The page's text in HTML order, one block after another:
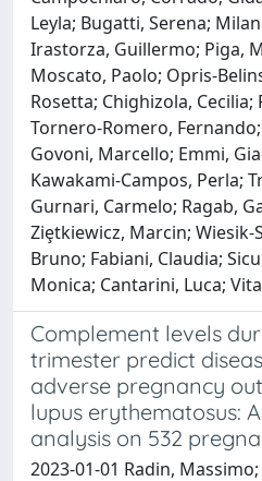
Leyla; Bugatti, Serena;
Irastorza, Guillermo; Piga,
Moscato, Paolo; Opris-
Rosetta; Chighizola, Cecilia;
Tornero-Romero,
Govoni, Marcello; Emmi,
Kawakami-Campos, Perla;
Gurnari, Carmelo; Ragab,
Ziȩtkiewicz, Marcin; Wiesik-
Bruno; Fabiani, Claudia;
Monica; Cantarini, Luca;
Complement levels
trimester predict
adverse pregnancy
lupus erythematosus:
analysis on 532
2023-01-01 Radin,